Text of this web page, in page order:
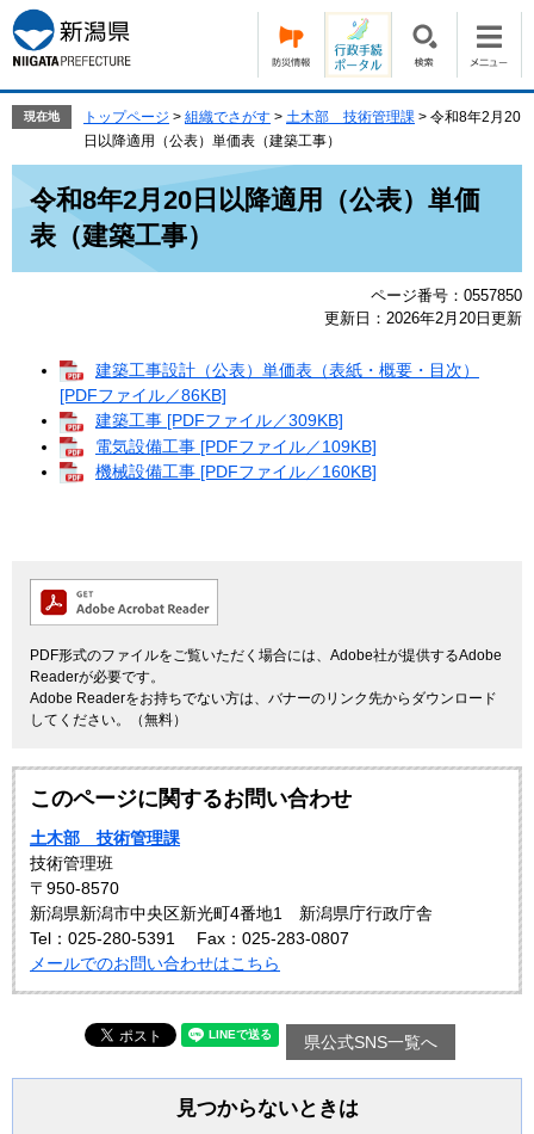
ー
ジ
の
で
ニ
ュ
ー
ば
現在地 トップページ > 組織でさがす > 土木部 技術管理課 > 令和8年2月20
日以降適用（公表）単価表（建築工事）
令和8年2月20日以降適用（公表）単価
表（建築工事）
ページ番号：0557850
更新日：2026年2月20日更新
建築工事設計（公表）単価表（表紙・概要・目次）
[PDFファイル／86KB]
建築工事 [PDFファイル／309KB]
電気設備工事 [PDFファイル／109KB]
機械設備工事 [PDFファイル／160KB]
PDF形式のファイルをご覧いただく場合には、Adobe社が提供するAdobe
Readerが必要です。
Adobe Readerをお持ちでない方は、バナーのリンク先からダウンロード
してください。（無料）
このページに関するお問い合わせ
土木部 技術管理課
技術管理班
〒950-8570
新潟県新潟市中央区新光町4番地1 新潟県庁行政庁舎
Tel：025-280-5391
Fax：025-283-0807
メールでのお問い合わせはこちら
県公式SNS一覧へ
見つからないときは